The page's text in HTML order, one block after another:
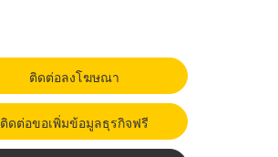
ติดต่อลงโฆษณา
ติดต่อขอเพิ่มข้อมูลธุรกิจฟรี